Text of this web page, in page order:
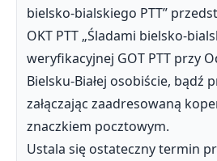
bielsko-bialskiego PTT”
OKT PTT „Śladami bielsko-
weryfikacyjnej GOT PTT przy
Bielsku-Białej osobiście, bądź
załączając zaadresowaną
znaczkiem pocztowym.
Ustala się ostateczny termin